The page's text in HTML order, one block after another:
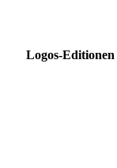
Logos-Editionen